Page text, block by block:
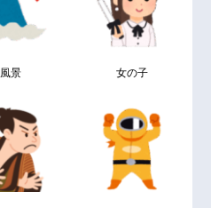
風景 女の子